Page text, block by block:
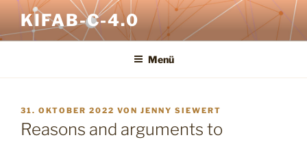
KIFAB-C-4.0
Menü
31. OKTOBER 2022 VON JENNY SIEWERT
Reasons and arguments to